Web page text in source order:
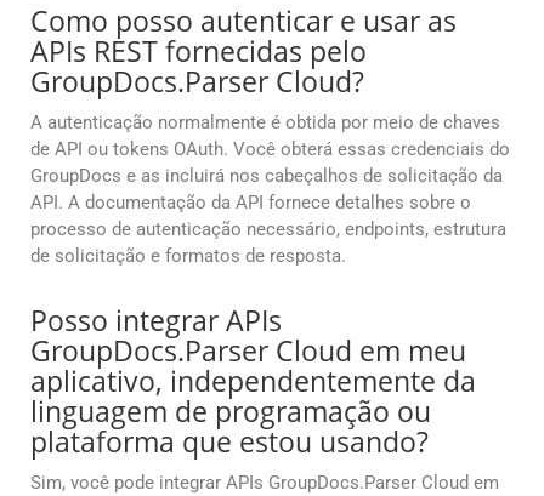
Como posso autenticar e usar as
APIs REST fornecidas pelo
GroupDocs.Parser Cloud?
A autenticação normalmente é obtida por meio de chaves
de API ou tokens OAuth. Você obterá essas credenciais do
GroupDocs e as incluirá nos cabeçalhos de solicitação da
API. A documentação da API fornece detalhes sobre o
processo de autenticação necessário, endpoints, estrutura
de solicitação e formatos de resposta.
Posso integrar APIs
GroupDocs.Parser Cloud em meu
aplicativo, independentemente da
linguagem de programação ou
plataforma que estou usando?
Sim, você pode integrar APIs GroupDocs.Parser Cloud em